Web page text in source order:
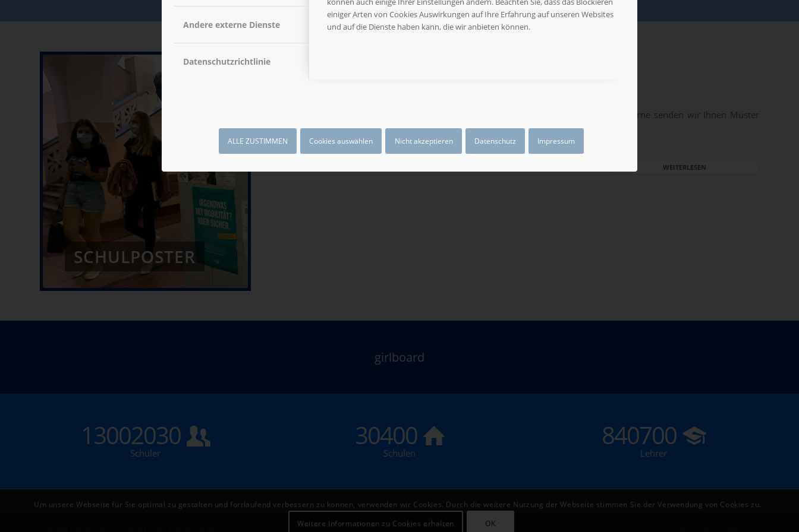
Andere externe Dienste
Datenschutzrichtlinie
einiger Arten von Cookies Auswirkungen auf Ihre Erfahrung auf unseren Websites
und auf die Dienste haben kann, die wir anbieten können.
ALLE ZUSTIMMEN Cookies auswählen Nicht akzeptieren Datenschutz Impressum
SCHULPOSTER
Wir haben wieder eine Reihe neuer Materialien für unsere Partner aufbereitet. Gerne senden wir Ihnen Muster
und Beispiele zu.
WEITERLESEN
girlboard
13002030
Schüler
30400
Schulen
840700
Lehrer
Um unsere Webseite für Sie optimal zu gestalten und fortlaufend verbessern zu können, verwenden wir Cookies. Durch die weitere Nutzung der Webseite stimmen Sie der Verwendung von Cookies zu.
Weitere Informationen zu Cookies erhalten
OK